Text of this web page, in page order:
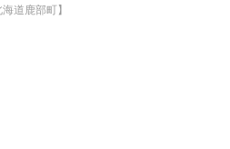
道鹿部町】